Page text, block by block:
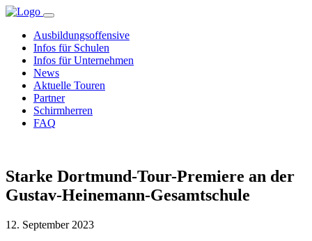
Ausbildungsoffensive
Infos für Schulen
Infos für Unternehmen
News
Aktuelle Touren
Partner
Schirmherren
FAQ
Starke Dortmund-Tour-Premiere an der
Gustav-Heinemann-Gesamtschule
12. September 2023